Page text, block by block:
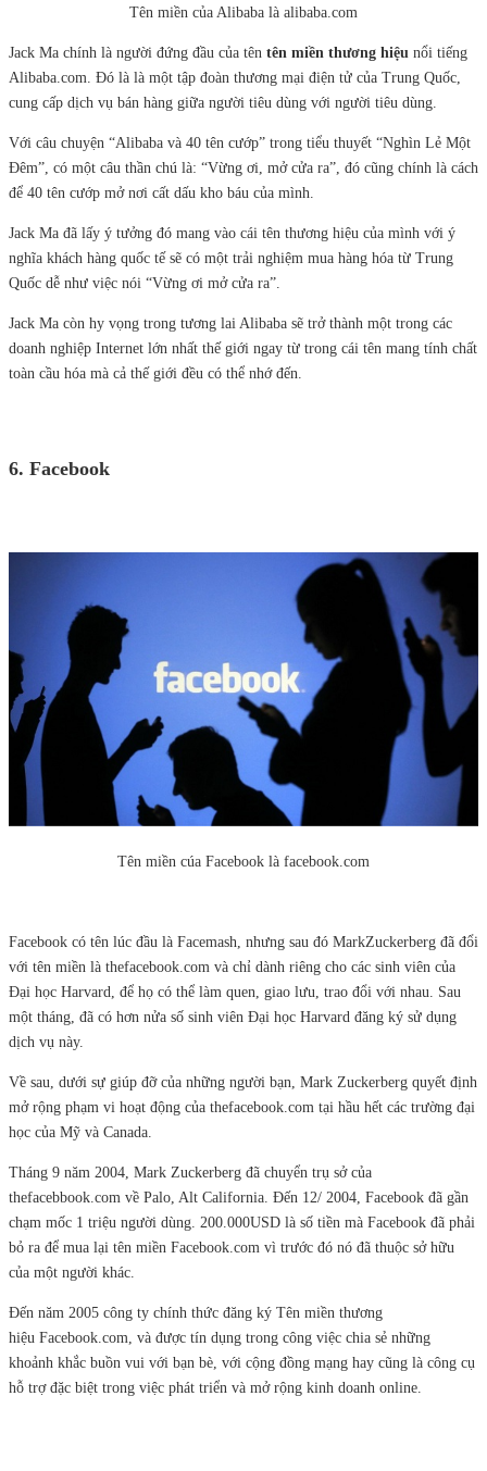
Tên miền của Alibaba là alibaba.com
Jack Ma chính là người đứng đầu của tên tên miền thương hiệu nổi tiếng
Alibaba.com. Đó là là một tập đoàn thương mại điện tử của Trung Quốc,
cung cấp dịch vụ bán hàng giữa người tiêu dùng với người tiêu dùng.
Với câu chuyện “Alibaba và 40 tên cướp” trong tiểu thuyết “Nghìn Lẻ Một
Đêm”, có một câu thần chú là: “Vừng ơi, mở cửa ra”, đó cũng chính là cách
để 40 tên cướp mở nơi cất dấu kho báu của mình.
Jack Ma đã lấy ý tưởng đó mang vào cái tên thương hiệu của mình với ý
nghĩa khách hàng quốc tế sẽ có một trải nghiệm mua hàng hóa từ Trung
Quốc dễ như việc nói “Vừng ơi mở cửa ra”.
Jack Ma còn hy vọng trong tương lai Alibaba sẽ trở thành một trong các
doanh nghiệp Internet lớn nhất thế giới ngay từ trong cái tên mang tính chất
toàn cầu hóa mà cả thế giới đều có thể nhớ đến.
6. Facebook
Tên miền cúa Facebook là facebook.com
Facebook có tên lúc đầu là Facemash, nhưng sau đó MarkZuckerberg đã đổi
với tên miền là thefacebook.com và chỉ dành riêng cho các sinh viên của
Đại học Harvard, để họ có thể làm quen, giao lưu, trao đổi với nhau. Sau
một tháng, đã có hơn nửa số sinh viên Đại học Harvard đăng ký sử dụng
dịch vụ này.
Về sau, dưới sự giúp đỡ của những người bạn, Mark Zuckerberg quyết định
mở rộng phạm vi hoạt động của thefacebook.com tại hầu hết các trường đại
học của Mỹ và Canada.
Tháng 9 năm 2004, Mark Zuckerberg đã chuyển trụ sở của
thefacebbook.com về Palo, Alt California. Đến 12/ 2004, Facebook đã gần
chạm mốc 1 triệu người dùng. 200.000USD là số tiền mà Facebook đã phải
bỏ ra để mua lại tên miền Facebook.com vì trước đó nó đã thuộc sở hữu
của một người khác.
Đến năm 2005 công ty chính thức đăng ký Tên miền thương
hiệu Facebook.com, và được tín dụng trong công việc chia sẻ những
khoảnh khắc buồn vui với bạn bè, với cộng đồng mạng hay cũng là công cụ
hỗ trợ đặc biệt trong việc phát triển và mở rộng kinh doanh online.